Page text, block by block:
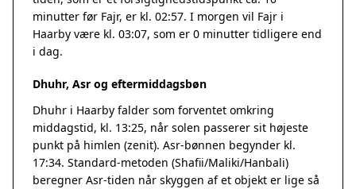
minutter før Fajr, er kl. 02:57. I morgen vil Fajr i
Haarby være kl. 03:07, som er 0 minutter tidligere end
i dag.
Dhuhr, Asr og eftermiddagsbøn
Dhuhr i Haarby falder som forventet omkring
middagstid, kl. 13:25, når solen passerer sit højeste
punkt på himlen (zenit). Asr-bønnen begynder kl.
17:34. Standard-metoden (Shafii/Maliki/Hanbali)
beregner Asr-tiden når skyggen af et objekt er lige så